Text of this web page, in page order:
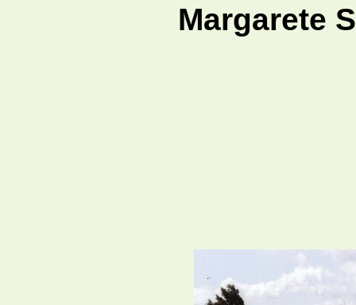
Margarete